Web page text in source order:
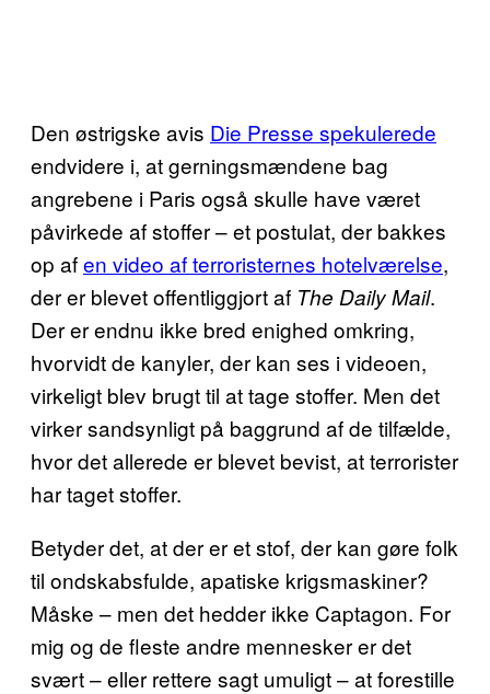
Den østrigske avis Die Presse spekulerede
endvidere i, at gerningsmændene bag
angrebene i Paris også skulle have været
påvirkede af stoffer – et postulat, der bakkes
op afen video af terroristernes hotelværelse,
der er blevet offentliggjort af The Daily Mail.
Der er endnu ikke bred enighed omkring,
hvorvidt de kanyler, der kan ses i videoen,
virkeligt blev brugt til at tage stoffer. Men det
virker sandsynligt på baggrund af de tilfælde,
hvor det allerede er blevet bevist, at terrorister
har taget stoffer.
Betyder det, at der er et stof, der kan gøre folk
til ondskabsfulde, apatiske krigsmaskiner?
Måske – men det hedder ikke Captagon. For
mig og de fleste andre mennesker er det
svært – eller rettere sagt umuligt – at forestille